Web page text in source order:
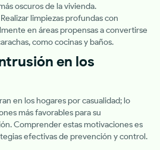
oscuros de la vivienda.
limpiezas profundas con
en áreas propensas a convertirse
como cocinas y baños.
en los
en los hogares por casualidad; lo
más favorables para su
Comprender estas motivaciones es
efectivas de prevención y control.